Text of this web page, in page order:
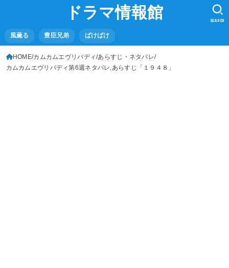
ドラマ情報館
風薫る 豊臣兄弟 ばけばけ
SEARCH
HOME カムカムエヴリバディ あらすじ・ネタバレ
カムカムエヴリバディ第6週ネタバレ,あらすじ「１９４８」